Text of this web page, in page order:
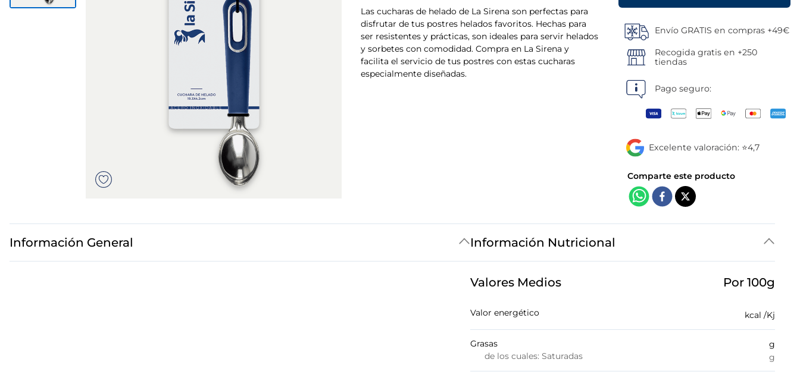
Las cucharas de helado de La Sirena son perfectas para
disfrutar de tus postres helados favoritos. Hechas para
ser resistentes y prácticas, son ideales para servir helados
y sorbetes con comodidad. Compra en La Sirena y
facilita el servicio de tus postres con estas cucharas
especialmente diseñadas.
Envío GRATIS en compras +49€
Recogida gratis en +250
tiendas
Pago seguro:
Excelente valoración: ⭐4,7
Información General Información Nutricional
Valores Medios Por 100g
Valor energético kcal /Kj
Grasas
de los cuales: Saturadas
g
g